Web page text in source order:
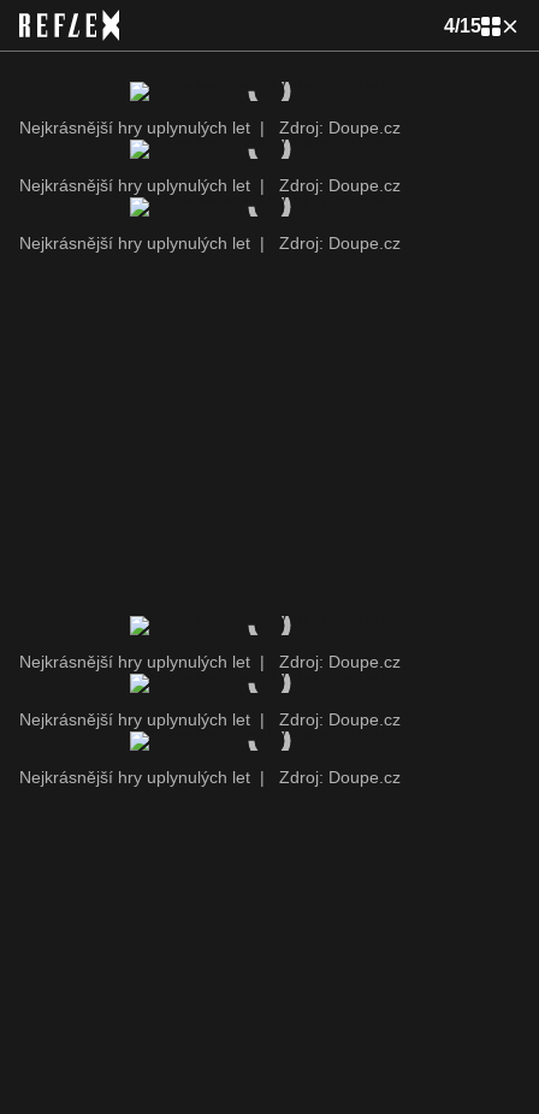
4/15
Nejkrásnější hry uplynulých let | Zdroj: Doupe.cz
Nejkrásnější hry uplynulých let | Zdroj: Doupe.cz
Nejkrásnější hry uplynulých let | Zdroj: Doupe.cz
Nejkrásnější hry uplynulých let | Zdroj: Doupe.cz
Nejkrásnější hry uplynulých let | Zdroj: Doupe.cz
Nejkrásnější hry uplynulých let | Zdroj: Doupe.cz